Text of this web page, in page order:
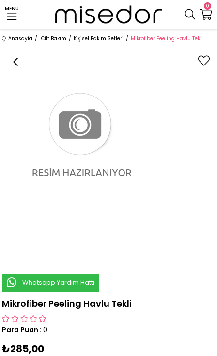
0
MENU
Anasayfa Cilt Bakım Kişisel Bakım Setleri Mikrofiber Peeling Havlu Tekli
Whatsapp Yardım Hattı
Mikrofiber Peeling Havlu Tekli
Para Puan : 0
₺285,00